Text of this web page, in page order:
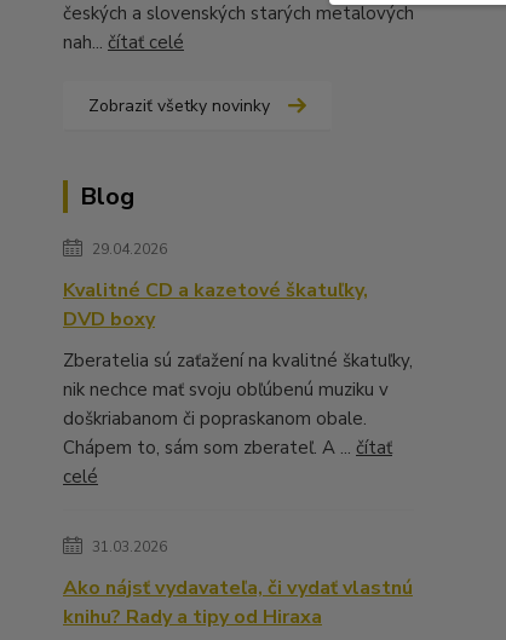
českých a slovenských starých metalových
nah... čítať celé
Zobraziť všetky novinky
Blog
29.04.2026
Kvalitné CD a kazetové škatuľky,
DVD boxy
Zberatelia sú zaťažení na kvalitné škatuľky,
nik nechce mať svoju obľúbenú muziku v
doškriabanom či popraskanom obale.
Chápem to, sám som zberateľ. A ... čítať
celé
31.03.2026
Ako nájsť vydavateľa, či vydať vlastnú
knihu? Rady a tipy od Hiraxa